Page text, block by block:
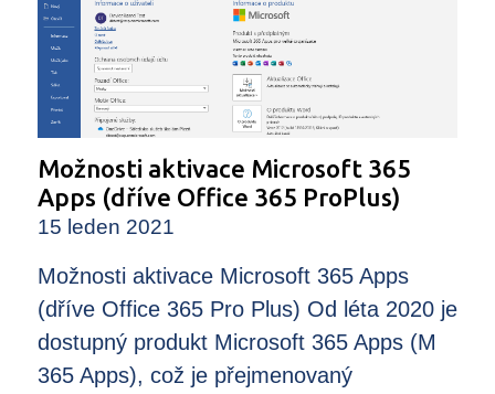
Možnosti aktivace Microsoft 365
Apps (dříve Office 365 ProPlus)
15 leden 2021
Možnosti aktivace Microsoft 365 Apps
(dříve Office 365 Pro Plus) Od léta 2020 je
dostupný produkt Microsoft 365 Apps (M
365 Apps), což je přejmenovaný